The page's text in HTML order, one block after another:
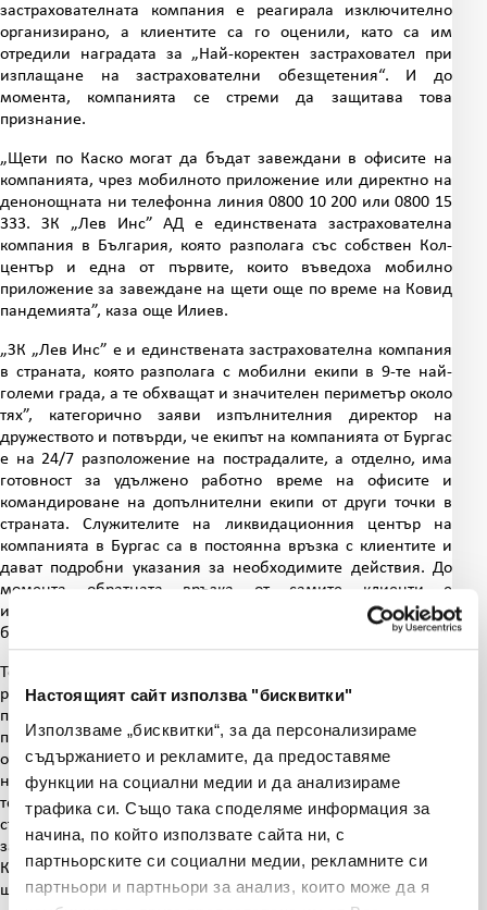
Настоящият сайт използва "бисквитки"
Използваме „бисквитки“, за да персонализираме
съдържанието и рекламите, да предоставяме
функции на социални медии и да анализираме
трафика си. Също така споделяме информация за
начина, по който използвате сайта ни, с
партньорските си социални медии, рекламните си
партньори и партньори за анализ, които може да я
застрахователната компания е реагирала изключително
организирано, а клиентите са го оценили, като са им
отредили наградата за „Най-коректен застраховател при
изплащане на застрахователни обезщетения“. И до
момента, компанията се стреми да защитава това
признание.
„Щети по Каско могат да бъдат завеждани в офисите на
компанията, чрез мобилното приложение или директно на
денонощната ни телефонна линия 0800 10 200 или 0800 15
333. ЗК „Лев Инс” АД е единствената застрахователна
компания в България, която разполага със собствен Кол-
център и една от първите, които въведоха мобилно
приложение за завеждане на щети още по време на Ковид
пандемията”, каза още Илиев.
„ЗК „Лев Инс” е и единствената застрахователна компания
в страната, която разполага с мобилни екипи в 9-те най-
големи града, а те обхващат и значителен периметър около
тях”, категорично заяви изпълнителния директор на
дружеството и потвърди, че екипът на компанията от Бургас
е на 24/7 разположение на пострадалите, а отделно, има
готовност за удължено работно време на офисите и
командироване на допълнителни екипи от други точки в
страната. Служителите на ликвидационния център на
компанията в Бургас са в постоянна връзка с клиентите и
дават подробни указания за необходимите действия. До
момента обратната връзка от самите клиенти е
изключително положителна, за което Валентин Илиев
благодари на колегите си.
Той сподели още, че към момента компанията има
регистрирани 16 щети на МПС със застраховка "Каско",
повечето от които са напълно наводнени. „Тези които имат
по-малки щети, веднага ги пренасочваме към сервизи за
отремонтирането им”, каза още Илиев и допълни, че
напълно наводнените автомобили, ще бъдат обявени като
тотални щети. За тотална щета считат случаи,в които
стойността на обезщетението надвишава 70% от
застрахователната сума, описана в полицата. Случаите на
Кражба / грабеж на цялото МПС също се считат за тотална
щета.